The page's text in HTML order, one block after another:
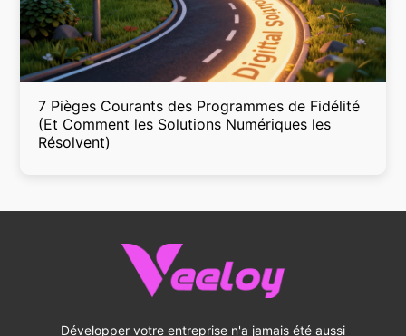
7 Pièges Courants des Programmes de Fidélité
(Et Comment les Solutions Numériques les
Résolvent)
Développer votre entreprise n'a jamais été aussi